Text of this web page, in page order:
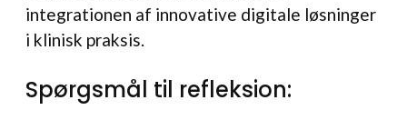
integrationen af innovative digitale løsninger
i klinisk praksis.
Spørgsmål til refleksion: